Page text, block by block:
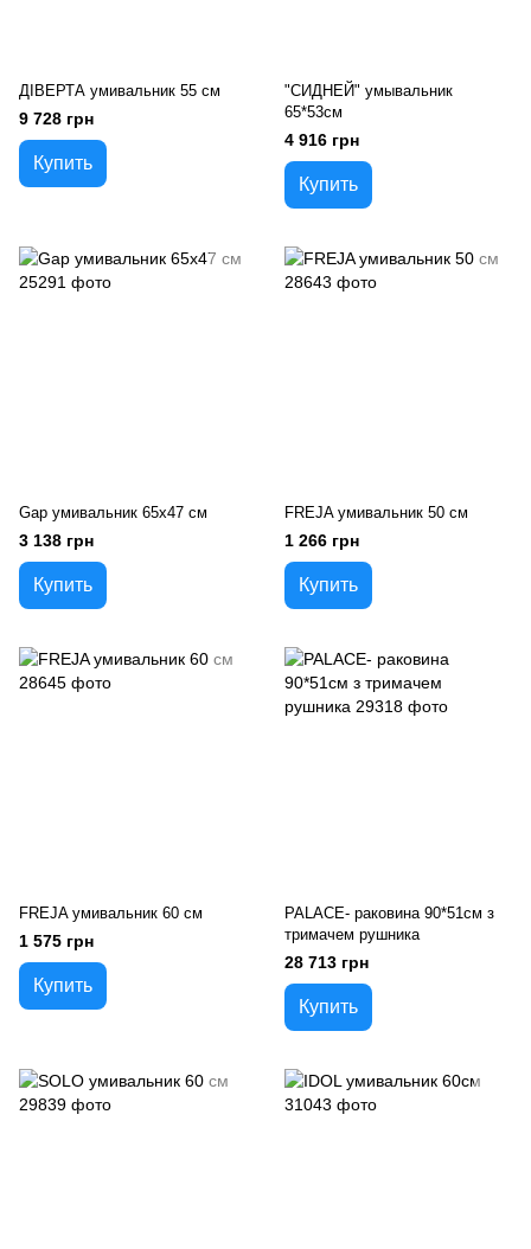
ДІВЕРТА умивальник 55 см
9 728 грн
Купить
"СИДНЕЙ" умывальник
65*53см
4 916 грн
Купить
Gap умивальник 65x47 см
3 138 грн
Купить
FREJA умивальник 50 см
1 266 грн
Купить
FREJA умивальник 60 см
1 575 грн
Купить
PALACE- раковина 90*51см з
тримачем рушника
28 713 грн
Купить